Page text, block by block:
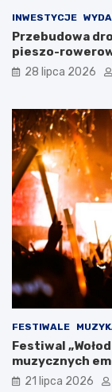
t
u
y
s
ó
w
p
o
d
c
z
a
s
D
o
n
l
ą
s
k
ł
w
r
a
z
e
p
o
d
c
z
a
s
D
n
P
s
k
i
c
INWESTYCJE
Przebudowa
pieszo-
28 lipca 2026
FESTIWALE
Festiwal
muzycznych
21 lipca 2026